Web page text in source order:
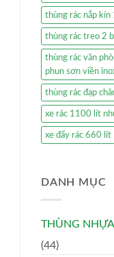
thùng rác nắp kín
thùng rác treo 2
thùng rác văn
phun sơn viền
thùng rác đạp
xe rác 1100 lít
xe đẩy rác 660 lít
DANH MỤC
THÙNG
(44)